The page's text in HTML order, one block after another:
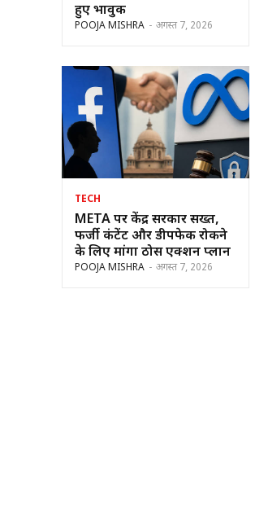
हुए भावुक
POOJA MISHRA - अगस्त 7, 2026
TECH
META पर केंद्र सरकार सख्त,
फर्जी कंटेंट और डीपफेक रोकने
के लिए मांगा ठोस एक्शन प्लान
POOJA MISHRA - अगस्त 7, 2026